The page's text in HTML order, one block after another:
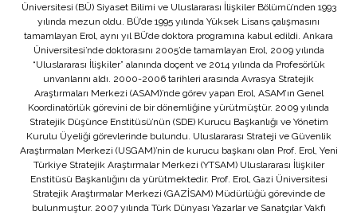
Üniversitesi (BÜ) Siyaset Bilimi ve Uluslararası İlişkiler Bölümü’nden 1993
yılında mezun oldu. BÜ’de 1995 yılında Yüksek Lisans çalışmasını
tamamlayan Erol, aynı yıl BÜ’de doktora programına kabul edildi. Ankara
Üniversitesi’nde doktorasını 2005’de tamamlayan Erol, 2009 yılında
“Uluslararası İlişkiler” alanında doçent ve 2014 yılında da Profesörlük
unvanlarını aldı. 2000-2006 tarihleri arasında Avrasya Stratejik
Araştırmaları Merkezi (ASAM)’nde görev yapan Erol, ASAM’ın Genel
Koordinatörlük görevini de bir dönemliğine yürütmüştür. 2009 yılında
Stratejik Düşünce Enstitüsü’nün (SDE) Kurucu Başkanlığı ve Yönetim
Kurulu Üyeliği görevlerinde bulundu. Uluslararası Strateji ve Güvenlik
Araştırmaları Merkezi (USGAM)’nin de kurucu başkanı olan Prof. Erol, Yeni
Türkiye Stratejik Araştırmalar Merkezi (YTSAM) Uluslararası İlişkiler
Enstitüsü Başkanlığını da yürütmektedir. Prof. Erol, Gazi Üniversitesi
Stratejik Araştırmalar Merkezi (GAZİSAM) Müdürlüğü görevinde de
bulunmuştur. 2007 yılında Türk Dünyası Yazarlar ve Sanatçılar Vakfı